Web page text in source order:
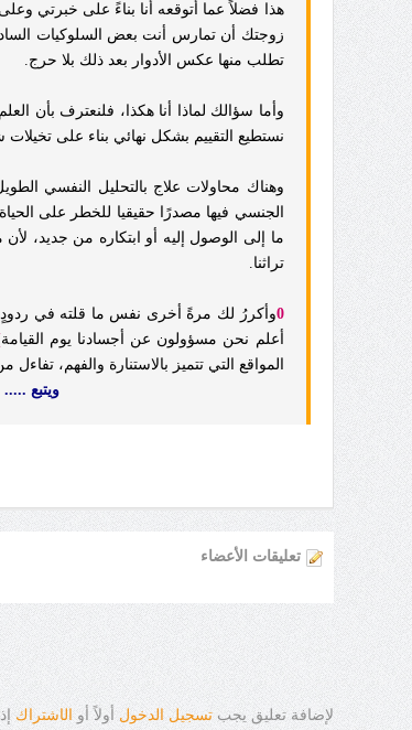
هذا فضلاً عما أتوقعه أنا بناءً على خبرتي
زوجتك أن تمارس أنت بعض السلوكيات
تطلب منها عكس الأدوار بعد ذلك بلا حرج.
وأما سؤالك لماذا أنا هكذا، فلنعترف بأن
نستطيع التقييم بشكل نهائي بناء على
وهناك محاولات علاج بالتحليل النفسي
الجنسي فيها مصدرًا حقيقيا للخطر على
ما إلى الوصول إليه أو ابتكاره من جديد،
تراثنا.
0وأكررُ لك مرةً أخرى نفس ما قلته في
أعلم نحن مسؤولون عن أجسادنا يوم القيامة
المواقع التي تتميز بالاستنارة والفهم،
ويتبع .....
تعليقات الأعضاء
لإضافة تعليق يجبتسجيل الدخول أولاً أو الاشتراك